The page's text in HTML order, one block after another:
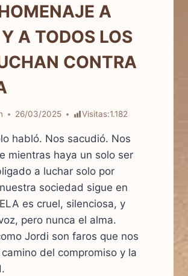
A
A TODOS LOS
CONTRA
26/03/2025 Visitas:1.182
habló. Nos sacudió. Nos
mientras haya un solo ser
a luchar solo por
sociedad sigue en
es cruel, silenciosa, y
pero nunca el alma.
Jordi son faros que nos
del compromiso y la